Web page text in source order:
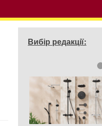
Вибір редакції: